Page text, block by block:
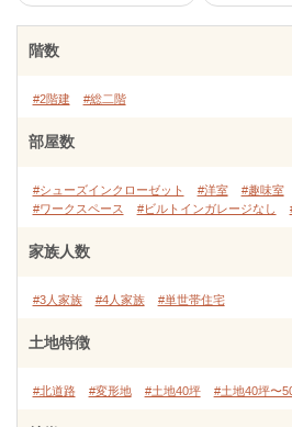
階数
#2階建 #総二階
部屋数
#シューズインクローゼット #洋室 #趣味室
#ワークスペース
#ビルトインガレージなし
家族人数
#3人家族 #4人家族 #単世帯住宅
土地特徴
#北道路 #変形地 #土地40坪 #土地40坪〜